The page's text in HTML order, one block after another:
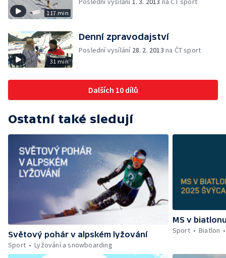
117 min
31 min
Denní zpravodajství
Poslední vysílání 28. 2. 2013 na ČT sport
Dalších 10 dílů
Ostatní také sledují
Světový pohár v alpském lyžování
Sport
Lyžování a snowboarding
MS v
Sport
Biatlon